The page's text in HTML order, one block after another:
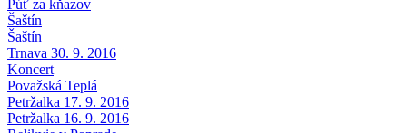
Púť za kňazov
Šaštín
Šaštín
Trnava 30. 9. 2016
Koncert
Považská Teplá
Petržalka 17. 9. 2016
Petržalka 16. 9. 2016